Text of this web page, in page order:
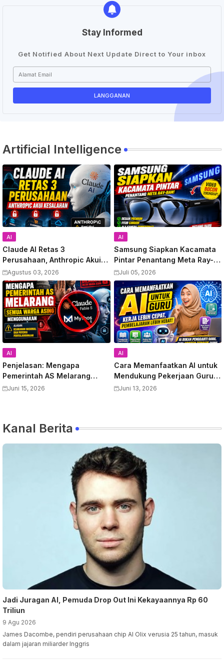
Stay Informed
Get Notified About Next Update Direct to Your inbox
Artificial Intelligence
AI
Claude AI Retas 3
Perusahaan, Anthropic Akui
Kesalahan
Agustus 03, 2026
AI
Samsung Siapkan Kacamata
Pintar Penantang Meta Ray-
Ban, Video Bocor Terungkap
Juli 05, 2026
AI
Penjelasan: Mengapa
Pemerintah AS Melarang
Semua Warga Asing
Juni 15, 2026
AI
Cara Memanfaatkan AI untuk
Mendukung Pekerjaan Guru:
Panduan Lengkap
Juni 13, 2026
Kanal Berita
Jadi Juragan AI, Pemuda Drop Out Ini Kekayaannya Rp 60
Triliun
9 Agu 2026
James Dacombe, pendiri perusahaan chip AI Olix verusia 25 tahun, masuk
dalam jajaran miliarder Inggris